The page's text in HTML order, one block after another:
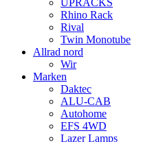
UPRACKS
Rhino Rack
Rival
Twin Monotube
Allrad nord
Wir
Marken
Daktec
ALU-CAB
Autohome
EFS 4WD
Lazer Lamps